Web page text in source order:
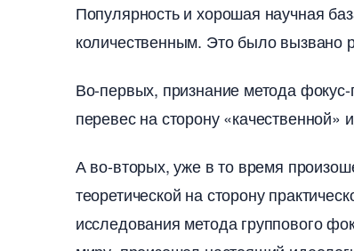
Популярность и хорошая научная
количественным. Это было вызвано
о-первых, признание метода фокус-
перевес на сторону «качественной»
А во-вторых, уже в то время
теоретической на сторону
исследования метода группового